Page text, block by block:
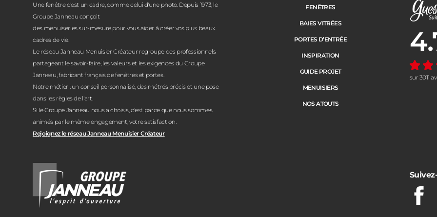
Une fenêtre c'est un cadre, comme celui d'une photo. Depuis 1973, le
Groupe Janneau conçoit
des menuiseries sur-mesure pour vous aider à créer vos plus beaux
cadres de vie.
Le réseau Janneau Menuisier Créateur regroupe des professionnels
partageant le savoir-faire, les valeurs et les exigences du Groupe
Janneau, fabricant français de fenêtres et portes.
Notre métier : un conseil personnalisé, des métrés précis et une pose
dans les règles de l'art.
Si le Groupe Janneau nous a choisis, c'est parce que nous sommes
animés par le même engagement, votre satisfaction.
Rejoignez le réseau Janneau Menuisier Créateur
FENÊTRES
BAIES VITRÉES
PORTES D’ENTRÉE
INSPIRATION
GUIDE PROJET
MENUISIERS
NOS ATOUTS
Note
sur 3011